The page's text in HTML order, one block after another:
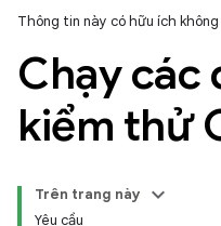
Thông tin này có hữu ích không
Chạy các
kiểm thử
Trên trang này
Yêu cầu